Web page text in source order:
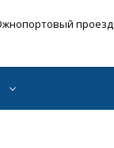
проезд